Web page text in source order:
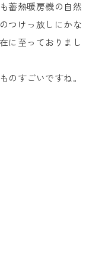
蓄熱暖房機の自然
つけっ放しにかな
に至っておりまし
のすごいですね。